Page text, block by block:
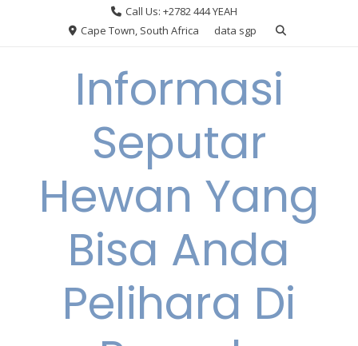
Call Us: +2782 444 YEAH
Cape Town, South Africa
data sgp
Informasi
Seputar
Hewan Yang
Bisa Anda
Pelihara Di